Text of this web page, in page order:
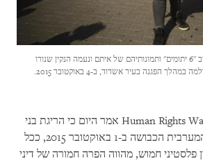
אישה מחזיקה כרזה עם הכיתוב "6 יתומים" ותמונותיהם של איתם ונעמה הנקין שנורו
הפגנה בעיר אשדוד, ב-4 באוקטובר 2015.
Human Rights אמר היום כי הריגת בני
הזוג הישראלים בגדה המערבית הכבושה ב-1 באוקטובר 2015, ככל
פלסטיני חמוש, מהווה הפרה חמורה של דיני